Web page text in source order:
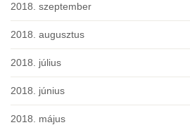
2018. szeptember
2018. augusztus
2018. július
2018. június
2018. május